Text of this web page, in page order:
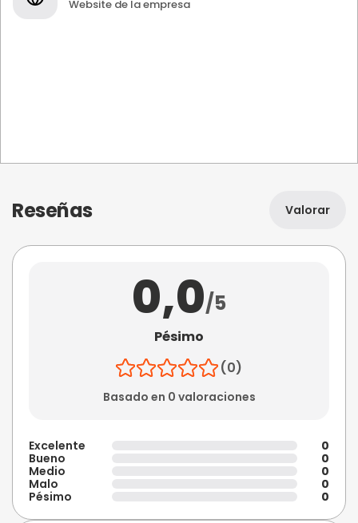
Website de la empresa
Reseñas Valorar
0,0/5
Pésimo
(0)
Basado en 0 valoraciones
Excelente
0
Bueno
0
Medio
0
Malo
0
Pésimo
0